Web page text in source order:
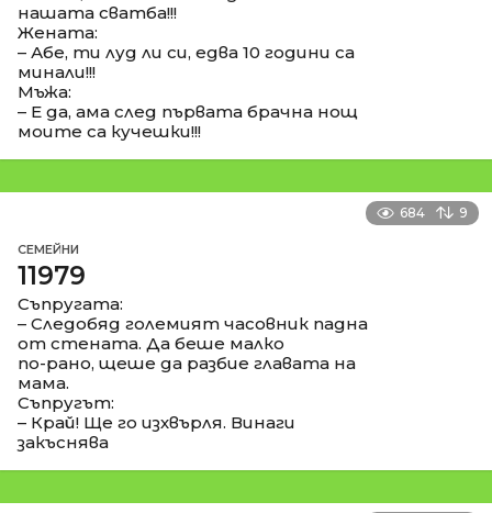
нашата сватба!!!
Жената:
– Абе, ти луд ли си, едва 10 години са
минали!!!
Мъжа:
– Е да, ама след първата брачна нощ
моите са кучешки!!!
684 9
СЕМЕЙНИ
11979
Съпругата:
– Следобяд големият часовник падна
от стената. Да беше малко
по-рано, щеше да разбие главата на
мама.
Съпругът:
– Край! Ще го изхвърля. Винаги
закъснява